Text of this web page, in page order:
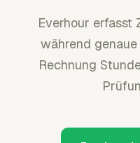
Everhour erfasst
während
Rechnung